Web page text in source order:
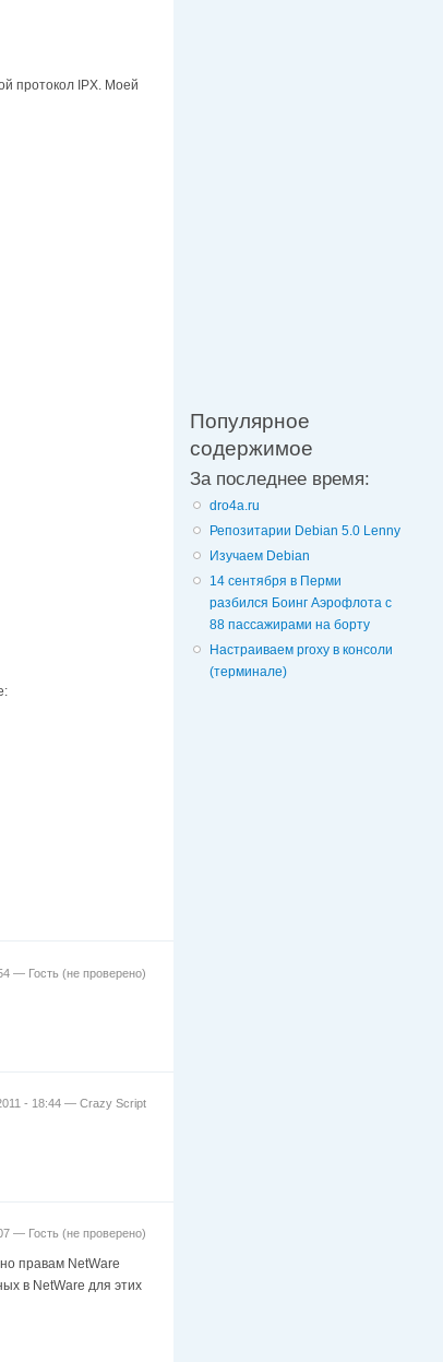
протокол IPX. Моей
— Гость (не проверено)
- 18:44 — Crazy Script
— Гость (не проверено)
правам NetWare
в NetWare для этих
Популярное
содержимое
За последнее время:
dro4a.ru
Репозитарии Debian 5.0 Lenny
Изучаем Debian
14 сентября в Перми
разбился Боинг Аэрофлота с
88 пассажирами на борту
Настраиваем proxy в консоли
(терминале)